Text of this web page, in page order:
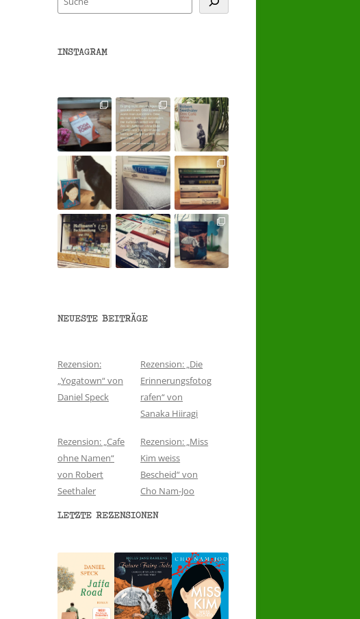
INSTAGRAM
NEUESTE BEITRÄGE
Rezension:
„Yogatown“ von
Daniel Speck
Rezension: „Die
Erinnerungsfotog
rafen“ von
Sanaka Hiiragi
Rezension: „Cafe
ohne Namen“
von Robert
Seethaler
Rezension: „Miss
Kim weiss
Bescheid“ von
Cho Nam-Joo
LETZTE REZENSIONEN